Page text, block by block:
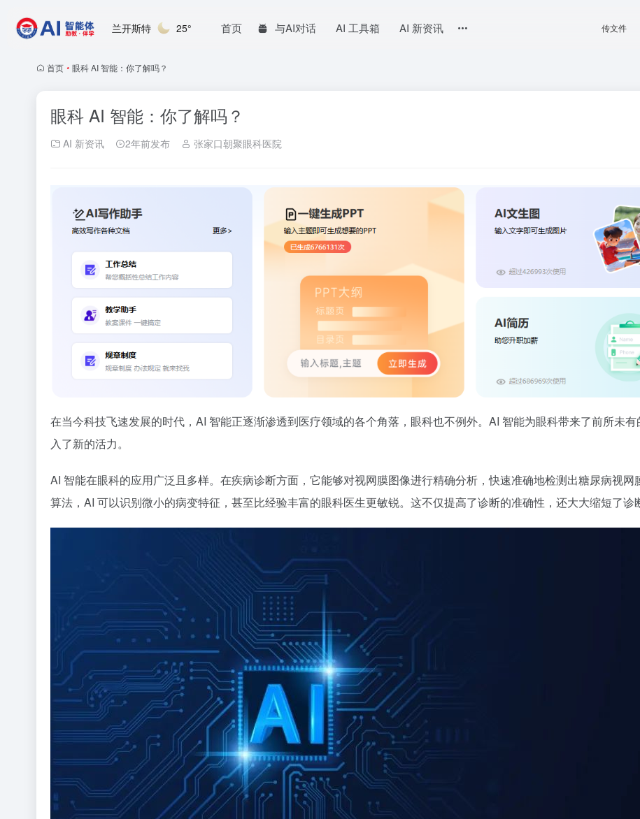
兰开斯特 25° 首页 与AI对话 AI 工具箱 AI 新资讯 传文件
首页 • 眼科 AI 智能：你了解吗？
眼科 AI 智能：你了解吗？
AI 新资讯 2年前发布 张家口朝聚眼科医院
在当今科技飞速发展的时代，AI 智能正逐渐渗透到医疗领域的各个角落，眼科也不例外。AI 智能为眼科带来了前所未
入了新的活力。
AI 智能在眼科的应用广泛且多样。在疾病诊断方面，它能够对视网膜图像进行精确分析，快速准确地检测出糖尿病视
算法，AI 可以识别微小的病变特征，甚至比经验丰富的眼科医生更敏锐。这不仅提高了诊断的准确性，还大大缩短了诊